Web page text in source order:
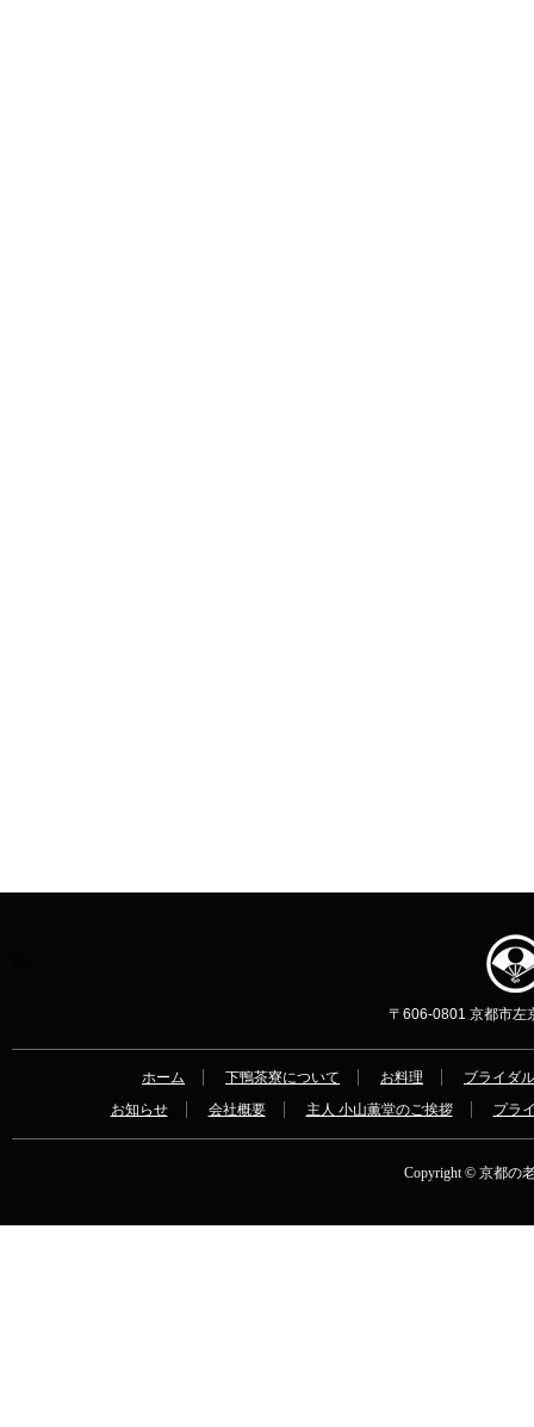
〒606-0801 京都市左
ホーム 下鴨茶寮について お料理
ブライダル
お知らせ
会社概要 主人 小山薫堂のご挨拶 プラ
Copyright © 京都の